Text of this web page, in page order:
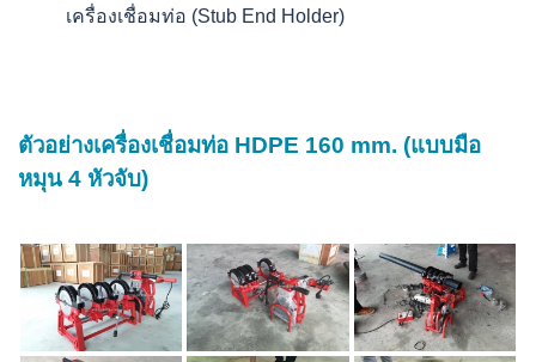
เครื่องเชื่อมท่อ (Stub End Holder)
ตัวอย่างเครื่องเชื่อมท่อ HDPE 160 mm. (แบบมือ
หมุน 4 หัวจับ)